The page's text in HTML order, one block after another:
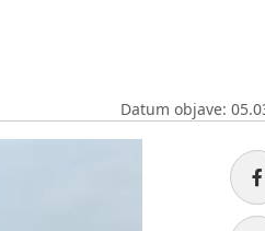
Datum objave: